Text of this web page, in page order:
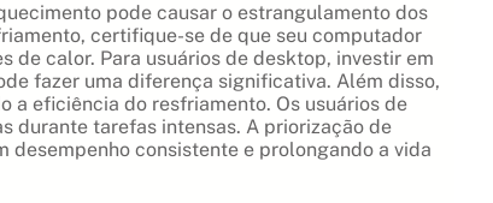
pode causar o estrangulamento dos
certifique-se de que seu computador
de calor. Para usuários de desktop, investir em
fazer uma diferença significativa. Além disso,
a eficiência do resfriamento. Os usuários de
durante tarefas intensas. A priorização de
desempenho consistente e prolongando a vida